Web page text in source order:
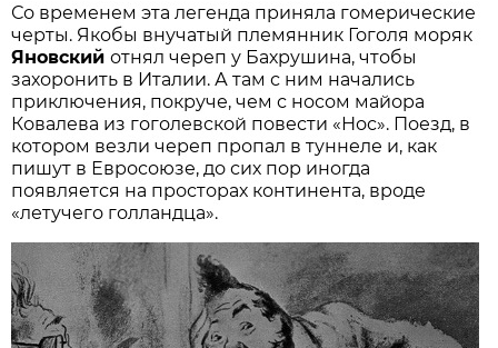
Со временем эта легенда приняла гомерические
черты. Якобы внучатый племянник Гоголя моряк
Яновскийотнял череп у Бахрушина, чтобы
захоронить в Италии. А там с ним начались
приключения, покруче, чем с носом майора
Ковалева из гоголевской повести «Нос». Поезд, в
котором везли череп пропал в туннеле и, как
пишут в Евросоюзе, до сих пор иногда
появляется на просторах континента, вроде
«летучего голландца».